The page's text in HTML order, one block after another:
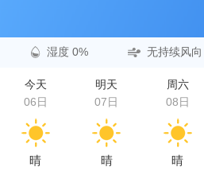
湿度 0% 无持续风
今天
06日
明天
07日
周六
08日
晴 晴 晴